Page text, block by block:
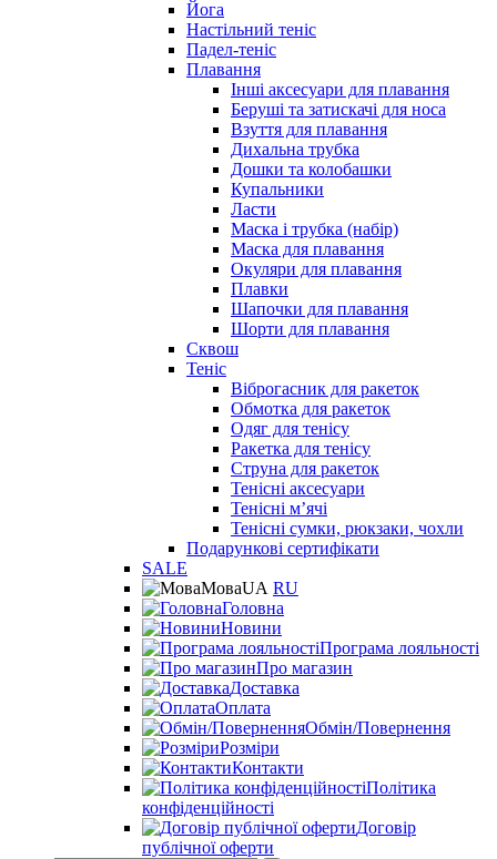
Йога
Настільний теніс
Падел-теніс
Плавання
Інші аксесуари для плавання
Беруші та затискачі для носа
Взуття для плавання
Дихальна трубка
Дошки та колобашки
Купальники
Ласти
Маска і трубка (набір)
Маска для плавання
Окуляри для плавання
Плавки
Шапочки для плавання
Шорти для плавання
Сквош
Теніс
Віброгасник для ракеток
Обмотка для ракеток
Одяг для тенісу
Ракетка для тенісу
Струна для ракеток
Тенісні аксесуари
Тенісні мʼячі
Тенісні сумки, рюкзаки, чохли
Подарункові сертифікати
SALE
МоваUA RU
Головна
Новини
Програма лояльності
Про магазин
Доставка
Оплата
Обмін/Повернення
Розміри
Контакти
Політика
конфіденційності
Договір
публічної оферти